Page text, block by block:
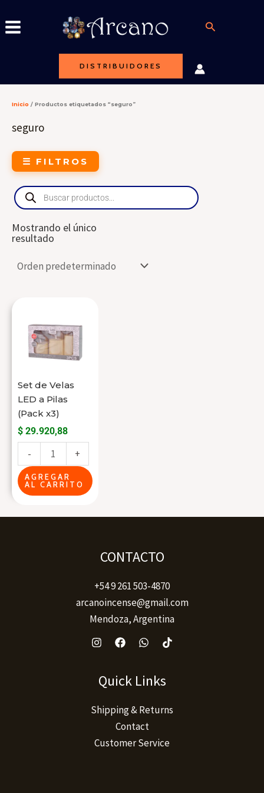
al
Buscar
DISTRIBUIDORES
Inicio / Productos etiquetados “seguro”
seguro
☰ FILTROS
Products
search
Mostrando el único
resultado
Set de Velas
LED a Pilas
(Pack x3)
$ 29.920,88
-
Velas
LED
Pilas
(Pack
x3)
cantidad
+
AGREGAR
AL CARRITO
CONTACTO
+54 9 261 503-4870
arcanoincense@gmail.com
Mendoza, Argentina
Quick Links
Shipping & Returns
Contact
Customer Service